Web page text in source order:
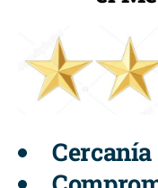
Cercanía